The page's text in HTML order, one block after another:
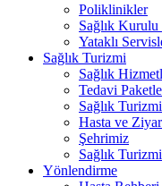
Poliklinikler
Sağlık
Yataklı
Sağlık Turizmi
Sağlık
Tedavi
Sağlık
Hasta ve
Şehrimiz
Sağlık
Yönlendirme